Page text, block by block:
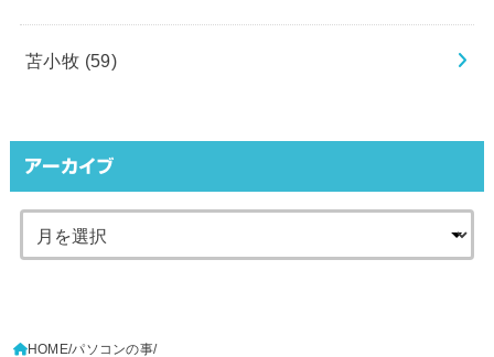
苫小牧 (59)
アーカイブ
HOME パソコンの事